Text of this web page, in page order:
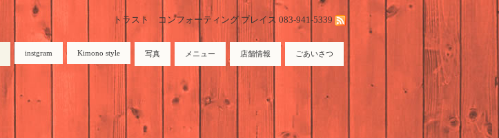
トラスト コンフォーティング プレイス 083-941-5339
instgram Kimono style 写真 メニュー 店舗情報 ごあいさつ